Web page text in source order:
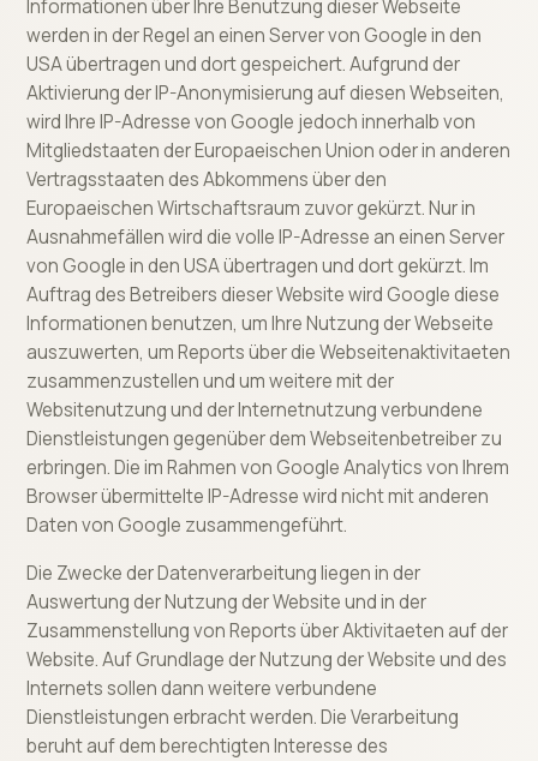
Informationen über Ihre Benutzung dieser Webseite
werden in der Regel an einen Server von Google in den
USA übertragen und dort gespeichert. Aufgrund der
Aktivierung der IP-Anonymisierung auf diesen Webseiten,
wird Ihre IP-Adresse von Google jedoch innerhalb von
Mitgliedstaaten der Europaeischen Union oder in anderen
Vertragsstaaten des Abkommens über den
Europaeischen Wirtschaftsraum zuvor gekürzt. Nur in
Ausnahmefällen wird die volle IP-Adresse an einen Server
von Google in den USA übertragen und dort gekürzt. Im
Auftrag des Betreibers dieser Website wird Google diese
Informationen benutzen, um Ihre Nutzung der Webseite
auszuwerten, um Reports über die Webseitenaktivitaeten
zusammenzustellen und um weitere mit der
Websitenutzung und der Internetnutzung verbundene
Dienstleistungen gegenüber dem Webseitenbetreiber zu
erbringen. Die im Rahmen von Google Analytics von Ihrem
Browser übermittelte IP-Adresse wird nicht mit anderen
Daten von Google zusammengeführt.
Die Zwecke der Datenverarbeitung liegen in der
Auswertung der Nutzung der Website und in der
Zusammenstellung von Reports über Aktivitaeten auf der
Website. Auf Grundlage der Nutzung der Website und des
Internets sollen dann weitere verbundene
Dienstleistungen erbracht werden. Die Verarbeitung
beruht auf dem berechtigten Interesse des